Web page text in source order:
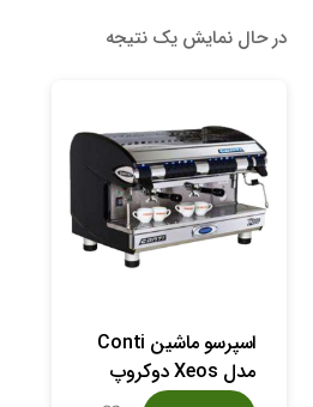
در حال نمایش یک نتیجه
اسپرسو ماشین Conti
مدل Xeos دوکروپ